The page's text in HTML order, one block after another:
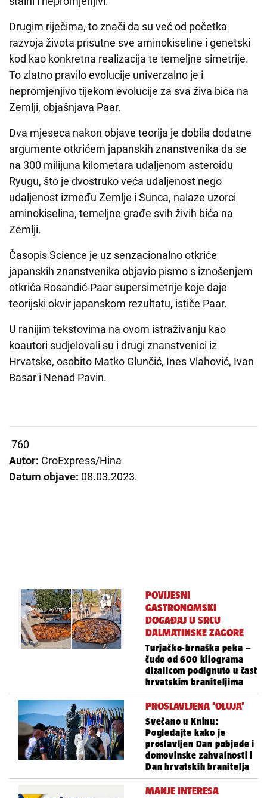
Drugim riječima, to znači da su već od početka
razvoja života prisutne sve aminokiseline i genetski
kod kao konkretna realizacija te temeljne simetrije.
To zlatno pravilo evolucije univerzalno je i
nepromjenjivo tijekom evolucije za sva živa bića na
Zemlji, objašnjava Paar.
Dva mjeseca nakon objave teorija je dobila dodatne
argumente otkrićem japanskih znanstvenika da se
na 300 milijuna kilometara udaljenom asteroidu
Ryugu, što je dvostruko veća udaljenost nego
udaljenost između Zemlje i Sunca, nalaze uzorci
aminokiselina, temeljne građe svih živih bića na
Zemlji.
Časopis Science je uz senzacionalno otkriće
japanskih znanstvenika objavio pismo s iznošenjem
otkrića Rosandić-Paar supersimetrije koje daje
teorijski okvir japanskom rezultatu, ističe Paar.
U ranijim tekstovima na ovom istraživanju kao
koautori sudjelovali su i drugi znanstvenici iz
Hrvatske, osobito Matko Glunčić, Ines Vlahović, Ivan
Basar i Nenad Pavin.
760
Autor: CroExpress/Hina
Datum objave: 08.03.2023.
POVIJESNI
GASTRONOMSKI
DOGAĐAJ U SRCU
DALMATINSKE ZAGORE
Turjačko-brnaška peka –
čudo od 600 kilograma
dizalicom podignuto u čast
hrvatskim braniteljima
PROSLAVLJENA 'OLUJA'
Svečano u Kninu:
Pogledajte kako je
proslavljen Dan pobjede i
domovinske zahvalnosti i
Dan hrvatskih branitelja
MANJE INTERESA